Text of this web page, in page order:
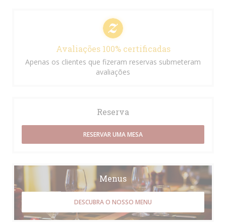
Avaliações 100% certificadas
Apenas os clientes que fizeram reservas submeteram
avaliações
Reserva
RESERVAR UMA MESA
Menus
DESCUBRA O NOSSO MENU